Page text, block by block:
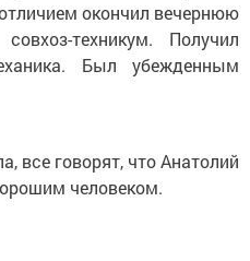
окончил вечернюю
техникум. Получил
Был убежденным
все говорят, что Анатолий
человеком.